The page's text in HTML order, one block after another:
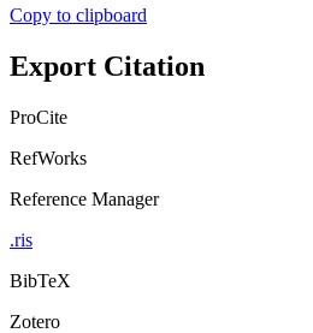
Copy to clipboard
Export Citation
ProCite
RefWorks
Reference Manager
.ris
BibTeX
Zotero